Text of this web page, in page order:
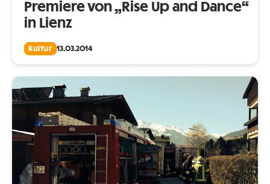
Premiere von „Rise Up and Dance“
in Lienz
Kultur 13.03.2014